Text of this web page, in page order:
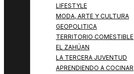
LIFESTYLE
MODA, ARTE Y CULTURA
GEOPOLITICA
TERRITORIO COMESTIBLE
EL ZAHÚAN
LA TERCERA JUVENTUD
APRENDIENDO A COCINAR